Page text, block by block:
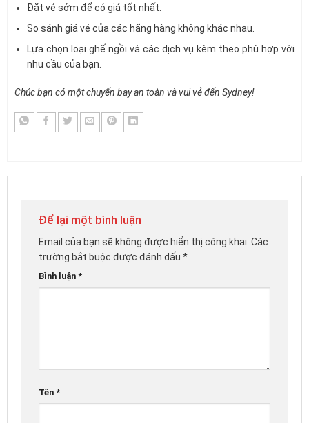
Đặt vé sớm để có giá tốt nhất.
So sánh giá vé của các hãng hàng không khác nhau.
Lựa chọn loại ghế ngồi và các dịch vụ kèm theo phù hợp với
nhu cầu của bạn.
Chúc bạn có một chuyến bay an toàn và vui vẻ đến Sydney!
Để lại một bình luận
Email của bạn sẽ không được hiển thị công khai. Các
trường bắt buộc được đánh dấu *
Bình luận *
Tên *